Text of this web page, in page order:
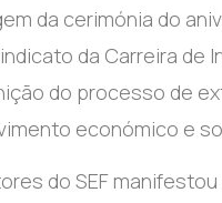
da cerimónia do
da Carreira de
do processo de
económico e
do SEF